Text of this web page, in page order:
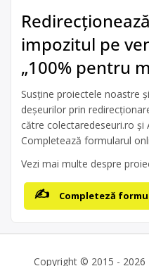
impozitul pe
„100% pentru
Susține proiectele noastre
deșeurilor prin
către colectaredeseuri.ro și
Completează formularul
Vezi mai multe despre
Completeză
Copyright © 2015 - 2026